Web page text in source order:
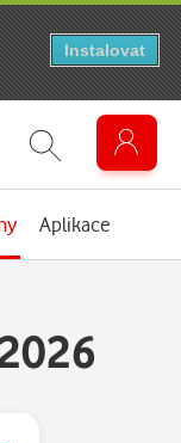
Aplikace
Instalovat